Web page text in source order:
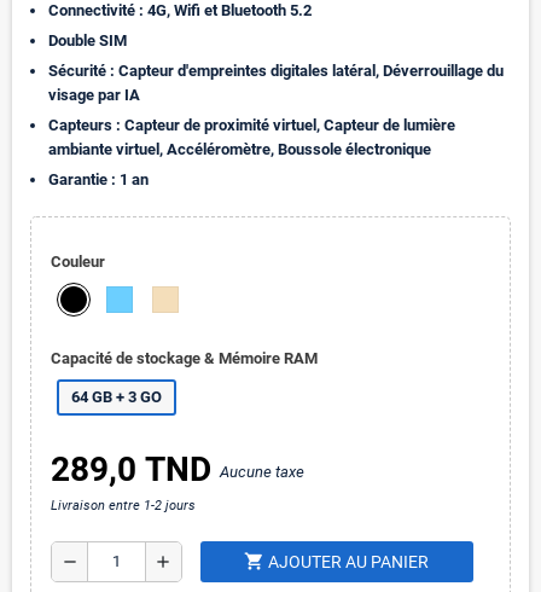
Connectivité : 4G, Wifi et Bluetooth 5.2
Double SIM
Sécurité : Capteur d'empreintes digitales latéral, Déverrouillage du
visage par IA
Capteurs : Capteur de proximité virtuel, Capteur de lumière
ambiante virtuel, Accéléromètre, Boussole électronique
Garantie : 1 an
Couleur
Capacité de stockage & Mémoire RAM
64 GB + 3 GO
289,0 TNDAucune taxe
Livraison entre 1-2 jours
remove add shopping_cart AJOUTER AU PANIER